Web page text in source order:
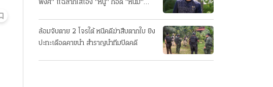
พงศ์" แฉลากไส้เอง "หนู" กอด "หนิม"
ล้อมจับตาย 2 โจรใต้ หนีคดีฆ่าสืบตากใบ ยิง
ปะทะเดือดคาขนำ สำราญนำทีมปิดคดี